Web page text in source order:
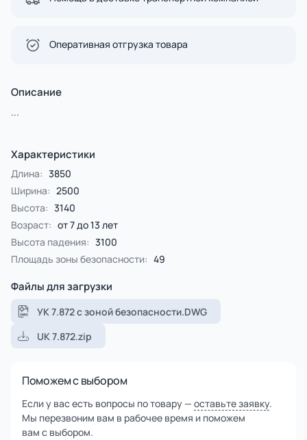
Оперативная отгрузка товара
Описание
...
Характеристики
Длина: 3850
Ширина: 2500
Высота: 3140
Возраст: от 7 до 13 лет
Высота падения: 3100
Площадь зоны безопасности: 49
Файлы для загрузки
УК 7.872 с зоной безопасности.DWG
UK 7.872.zip
Поможем с выбором
Если у вас есть вопросы по товару — оставьте заявку.
Мы перезвоним вам в рабочее время и поможем
вам с выбором.